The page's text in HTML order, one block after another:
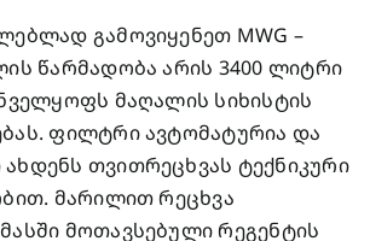
გამოვიყენეთ MWG –
წარმადობა არის 3400 ლიტრი
მაღალის სიხისტის
ფილტრი ავტომატურია და
თვითრეცხვას ტექნიკური
მარილით რეცხვა
მოთავსებული რეგენტის